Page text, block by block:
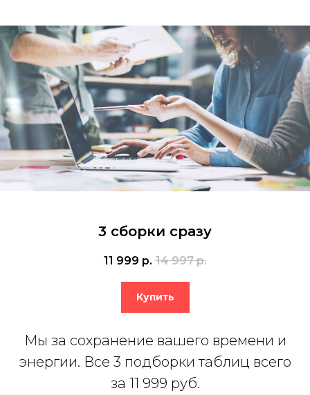
3 сборки сразу
11 999 р. 14 997 р.
Купить
Мы за сохранение вашего времени и
энергии. Все 3 подборки таблиц всего
за 11 999 руб.